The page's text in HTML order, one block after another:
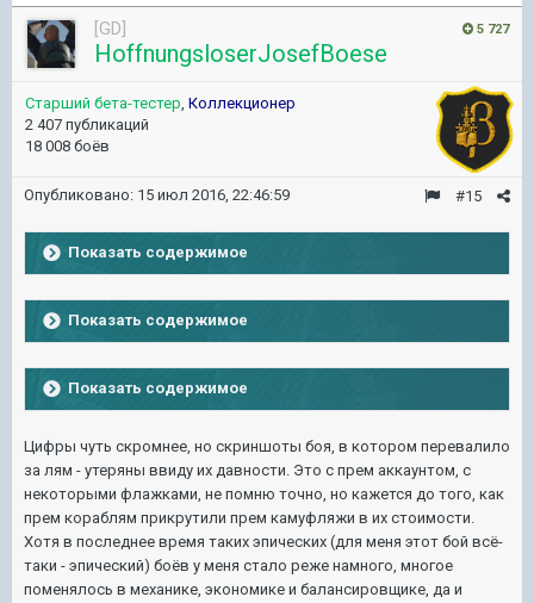
5 727
[GD]
HoffnungsloserJosefBoese
Старший бета-тестер, Коллекционер
2 407 публикаций
18 008 боёв
#15
Опубликовано: 15 июл 2016, 22:46:59
Показать содержимое
Показать содержимое
Показать содержимое
Цифры чуть скромнее, но скриншоты боя, в котором перевалило
за лям - утеряны ввиду их давности. Это с прем аккаунтом, с
некоторыми флажками, не помню точно, но кажется до того, как
прем кораблям прикрутили прем камуфляжи в их стоимости.
Хотя в последнее время таких эпических (для меня этот бой всё-
таки - эпический) боёв у меня стало реже намного, многое
поменялось в механике, экономике и балансировщике, да и